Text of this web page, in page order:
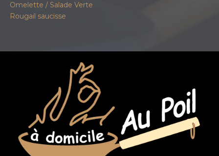
Omelette / Salade Verte
Rougail saucisse